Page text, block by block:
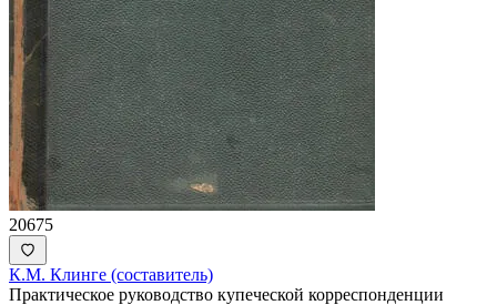
20675
К.М. Клинге (составитель)
Практическое руководство купеческой корреспонденции